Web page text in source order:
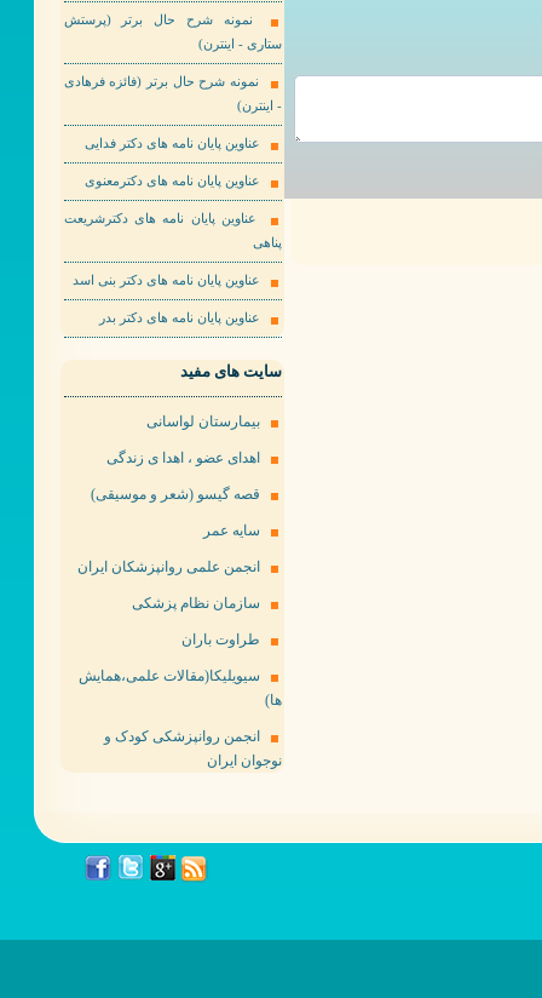
نمونه شرح حال برتر (پرستش
ستاری - اینترن)
نمونه شرح حال برتر (فائزه فرهادی
- اینترن)
عناوین پایان نامه های دکتر فدایی
عناوین پایان نامه های دکترمعنوی
عناوین پایان نامه های دکترشریعت
پناهی
عناوین پایان نامه های دکتر بنی اسد
عناوین پایان نامه های دکتر بدر
سایت های مفید
بیمارستان لواسانی
اهدای عضو ، اهدا ی زندگی
قصه گیسو (شعر و موسیقی)
سایه عمر
انجمن علمی روانپزشکان ایران
سازمان نظام پزشکی
طراوت باران
سیویلیکا(مقالات علمی،همایش
ها)
انجمن روانپزشکی کودک و
نوجوان ایران